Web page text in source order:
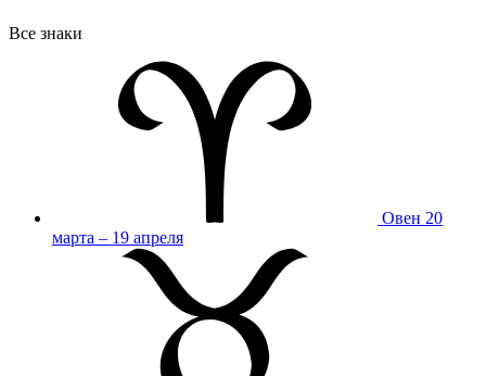
Все знаки
Овен 20
марта – 19 апреля